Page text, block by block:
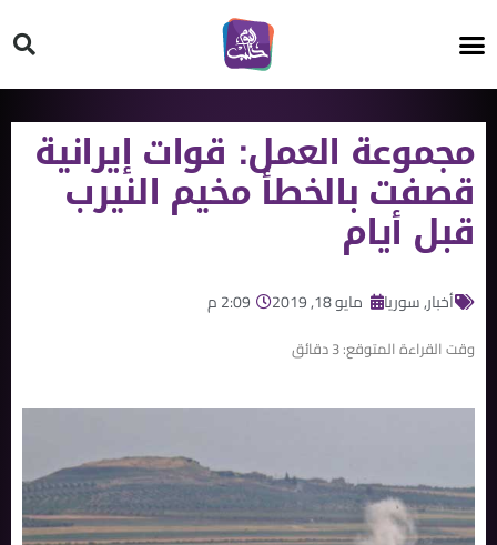
مجموعة العمل: قوات إيرانية
قصفت بالخطأ مخيم النيرب
قبل أيام
أخبار,سوريا مايو 18, 2019 2:09 م
وقت القراءة المتوقع:3دقائق